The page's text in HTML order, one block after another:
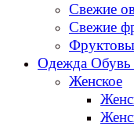
Свежие
Свежие
Одежда
Женское